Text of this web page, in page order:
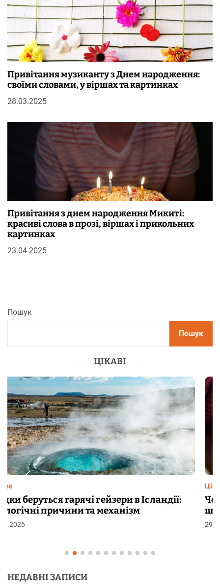
Привітання музиканту з Днем народження:
своїми словами, у віршах та картинках
28.03.2025
Привітання з днем народження Микиті:
красиві слова в прозі, віршах і прикольних
картинках
23.04.2025
Пошук
Пошук
ЦІКАВІ
Цікаве
Чому від переляку з’являються мурашки на
шкірі: фізіологія пілоерекції
29.07.2026
НЕДАВНІ ЗАПИСИ